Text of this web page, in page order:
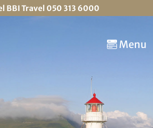
BBI Travel 050 313 6000
Menu